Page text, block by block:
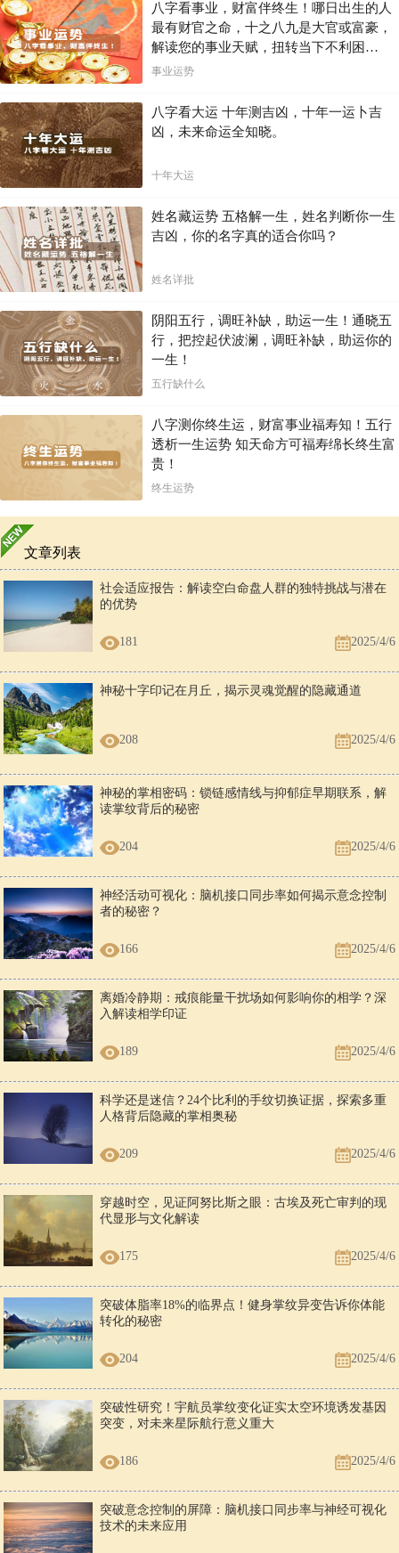
八字看事业，财富伴终生！哪日出生的人
最有财官之命，十之八九是大官或富豪，
解读您的事业天赋，扭转当下不利困
局！！
事业运势
八字看大运 十年测吉凶，十年一运卜吉
凶，未来命运全知晓。
十年大运
姓名藏运势 五格解一生，姓名判断你一生
吉凶，你的名字真的适合你吗？
姓名详批
阴阳五行，调旺补缺，助运一生！通晓五
行，把控起伏波澜，调旺补缺，助运你的
一生！
五行缺什么
八字测你终生运，财富事业福寿知！五行
透析一生运势 知天命方可福寿绵长终生富
贵！
终生运势
文章列表
社会适应报告：解读空白命盘人群的独特挑战与潜在
的优势
181 2025/4/6
神秘十字印记在月丘，揭示灵魂觉醒的隐藏通道
208 2025/4/6
神秘的掌相密码：锁链感情线与抑郁症早期联系，解
读掌纹背后的秘密
204 2025/4/6
神经活动可视化：脑机接口同步率如何揭示意念控制
者的秘密？
166 2025/4/6
离婚冷静期：戒痕能量干扰场如何影响你的相学？深
入解读相学印证
189 2025/4/6
科学还是迷信？24个比利的手纹切换证据，探索多重
人格背后隐藏的掌相奥秘
209 2025/4/6
穿越时空，见证阿努比斯之眼：古埃及死亡审判的现
代显形与文化解读
175 2025/4/6
突破体脂率18%的临界点！健身掌纹异变告诉你体能
转化的秘密
204 2025/4/6
突破性研究！宇航员掌纹变化证实太空环境诱发基因
突变，对未来星际航行意义重大
186 2025/4/6
突破意念控制的屏障：脑机接口同步率与神经可视化
技术的未来应用